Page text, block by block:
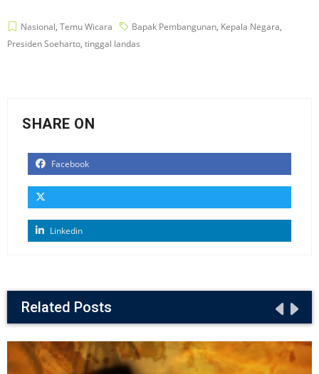
Nasional, Temu Wicara Bapak Pembangunan, Kepala Negara,
Presiden Soeharto, tinggal landas
SHARE ON
Facebook
Linkedin
Related Posts